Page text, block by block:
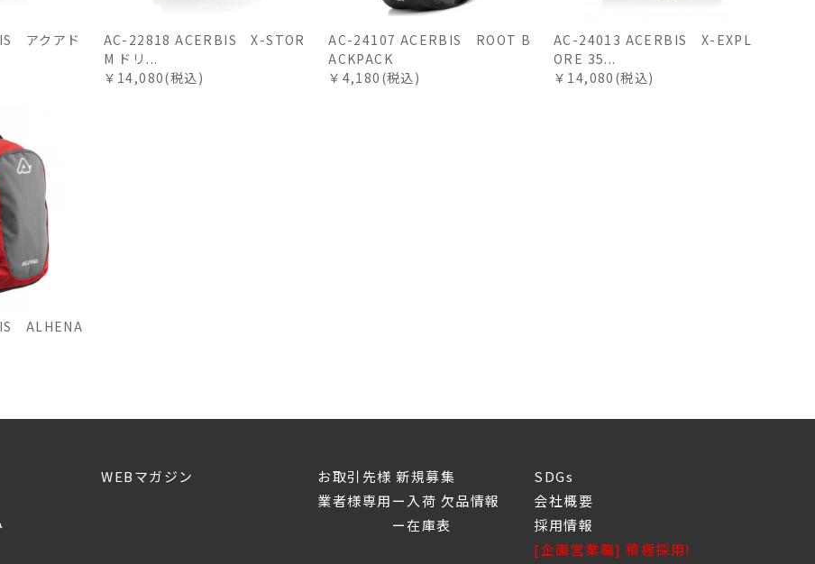
アクアド
AC-22818 ACERBIS X-STOR
M ドリ...
￥14,080(税込)
AC-24107 ACERBIS ROOT B
ACKPACK
￥4,180(税込)
AC-24013 ACERBIS X-EXPL
ORE 35...
￥14,080(税込)
ALHENA
WEBマガジン
お取引先様 新規募集
業者様専用ー入荷 欠品情報
ー在庫表
SDGs
会社概要
採用情報
[企画営業職] 積極採用!